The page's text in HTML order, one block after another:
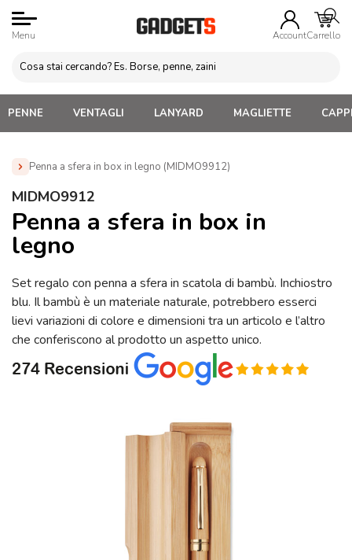
Menu AccountCarrello
PENNE VENTAGLI LANYARD MAGLIETTE
Penna a sfera in box in legno (MIDMO9912)
Home » Penne Personalizzate con LOGO, Matite, Pastelli,
Penna a sfera in box in legno (MIDMO9912)
MIDMO9912
Penna a sfera in box in
legno
Set regalo con penna a sfera in scatola di bambù. Inchiostro
blu. Il bambù è un materiale naturale, potrebbero esserci
lievi variazioni di colore e dimensioni tra un articolo e l’altro
che conferiscono al prodotto un aspetto unico.